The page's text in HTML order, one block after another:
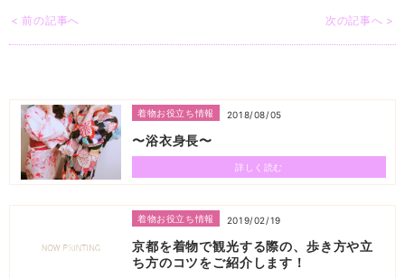
< 前の記事へ 次の記事へ >
着物お役立ち情報 2018/08/05
〜浴衣身長〜
詳しく読む
着物お役立ち情報 2019/02/19
京都を着物で観光する際の、歩き方や立
ち方のコツをご紹介します！